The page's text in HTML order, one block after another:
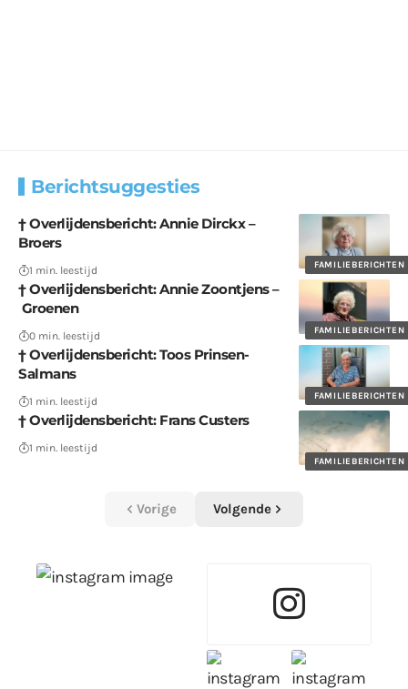
Berichtsuggesties
FAMILIEBERICHTEN
† Overlijdensbericht: Annie Dirckx –
Broers
1 min. leestijd
FAMILIEBERICHTEN
† Overlijdensbericht: Annie Zoontjens –
Groenen
0 min. leestijd
FAMILIEBERICHTEN
† Overlijdensbericht: Toos Prinsen-
Salmans
1 min. leestijd
FAMILIEBERICHTEN
† Overlijdensbericht: Frans Custers
1 min. leestijd
Vorige Volgende